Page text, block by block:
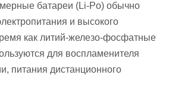
батареи (Li-Po) обычно
и высокого
как литий-железо-фосфатные
для воспламенителя
питания дистанционного